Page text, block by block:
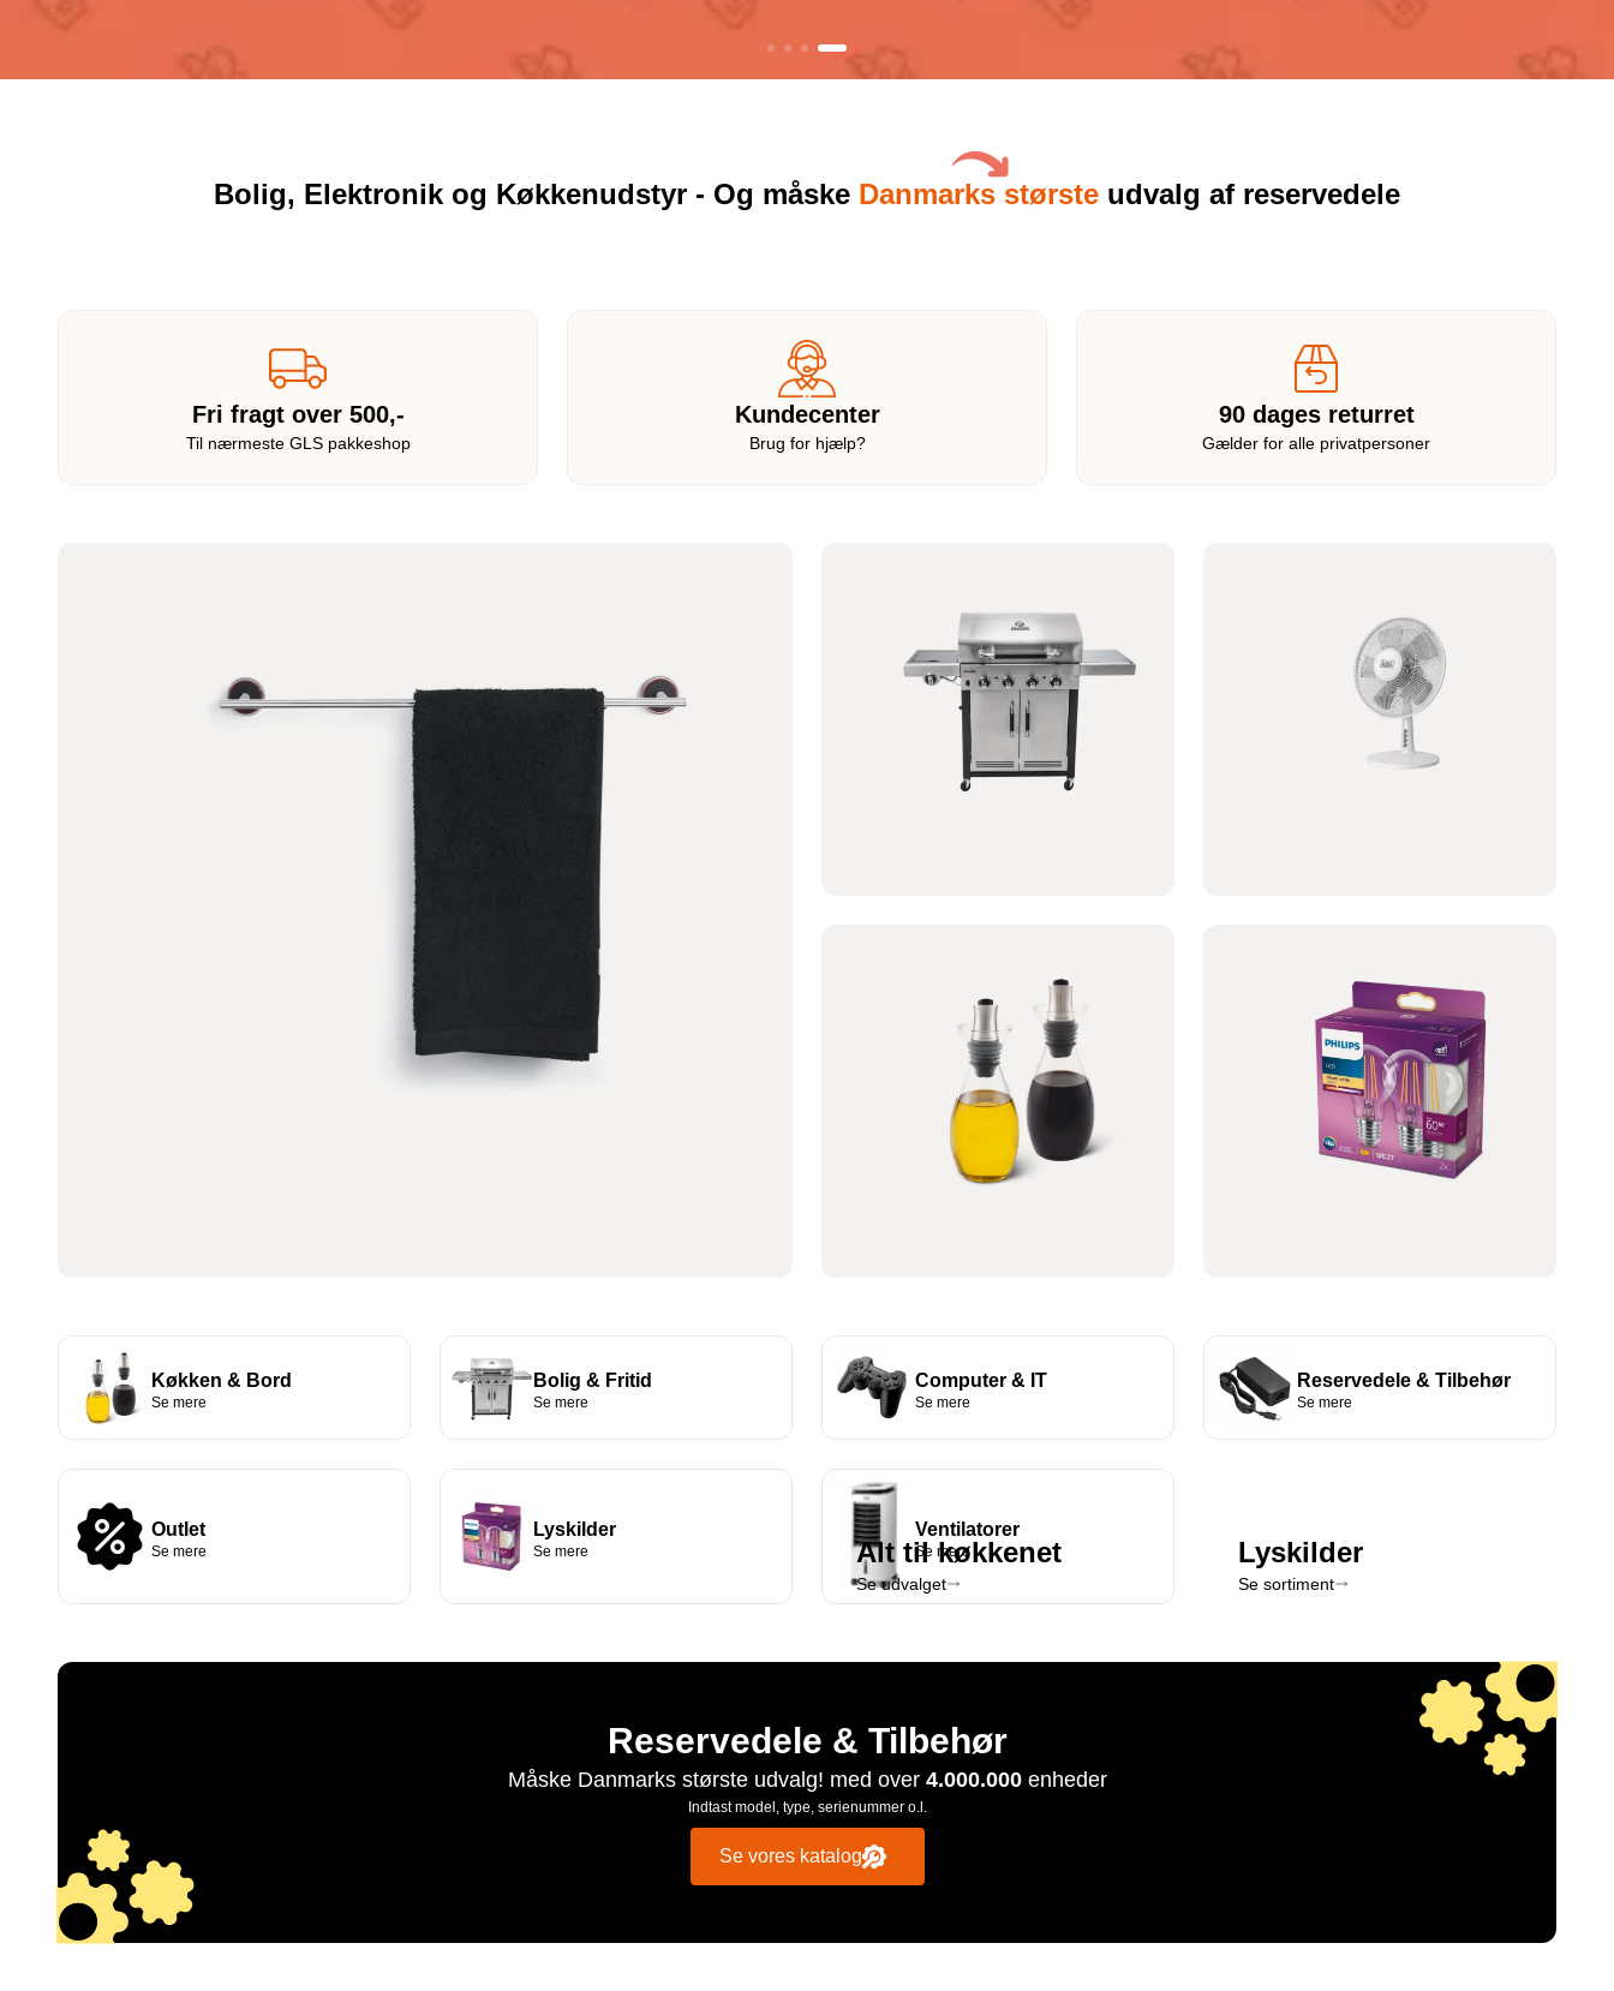
OUTLET
Bolig, Elektronik og Køkkenudstyr - Og måske Danmarks største udvalg af reservedele
Fri fragt over 500,-
Til nærmeste GLS pakkeshop
Kundecenter
Brug for hjælp?
90 dages returret
Gælder for alle privatpersoner
Badeværelset
Se udvalget
Grill & tilbehør Ventilatorer
Alt til køkkenet
Se udvalget
Lyskilder
Se sortiment
Køkken & Bord
Se mere
Bolig & Fritid
Se mere
Computer & IT
Se mere
Reservedele & Tilbehør
Se mere
Outlet
Se mere
Lyskilder
Se mere
Ventilatorer
Se mere
Reservedele & Tilbehør
Måske Danmarks største udvalg! med over 4.000.000enheder
Indtast model, type, serienummer o.l.
Se vores katalog